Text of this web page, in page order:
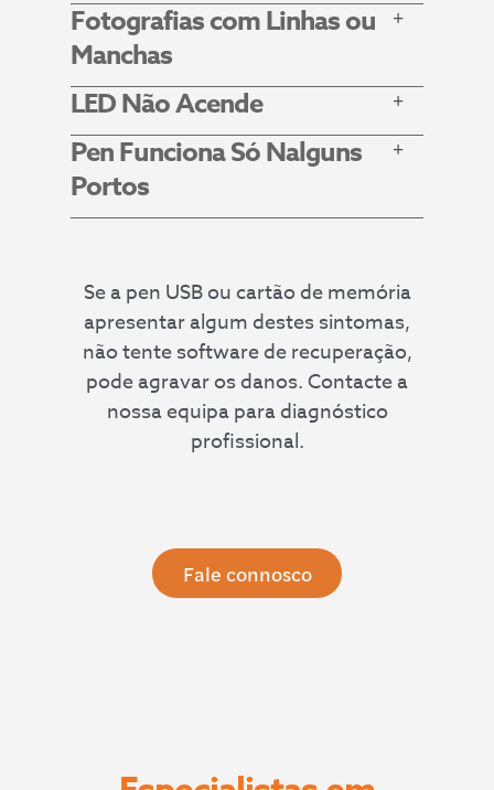
Fotografias com Linhas ou
Manchas
LED Não Acende
Pen Funciona Só Nalguns
Portos
Se a pen USB ou cartão de memória
apresentar algum destes sintomas,
não tente software de recuperação,
pode agravar os danos. Contacte a
nossa equipa para diagnóstico
profissional.
Fale connosco